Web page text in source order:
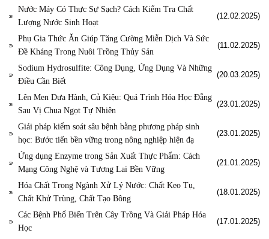
Nước Máy Có Thực Sự Sạch? Cách Kiểm Tra Chất
Lượng Nước Sinh Hoạt
(12.02.2025)
Phụ Gia Thức Ăn Giúp Tăng Cường Miễn Dịch Và Sức
Đề Kháng Trong Nuôi Trồng Thủy Sản
(11.02.2025)
Sodium Hydrosulfite: Công Dụng, Ứng Dụng Và Những
Điều Cần Biết
(20.03.2025)
Lên Men Dưa Hành, Củ Kiệu: Quá Trình Hóa Học Đằng
Sau Vị Chua Ngọt Tự Nhiên
(23.01.2025)
Giải pháp kiểm soát sâu bệnh bằng phương pháp sinh
học: Bước tiến bền vững trong nông nghiệp hiện đạ
(23.01.2025)
Ứng dụng Enzyme trong Sản Xuất Thực Phẩm: Cách
Mạng Công Nghệ và Tương Lai Bền Vững
(21.01.2025)
Hóa Chất Trong Ngành Xử Lý Nước: Chất Keo Tụ,
Chất Khử Trùng, Chất Tạo Bông
(18.01.2025)
Các Bệnh Phổ Biến Trên Cây Trồng Và Giải Pháp Hóa
Học
(17.01.2025)